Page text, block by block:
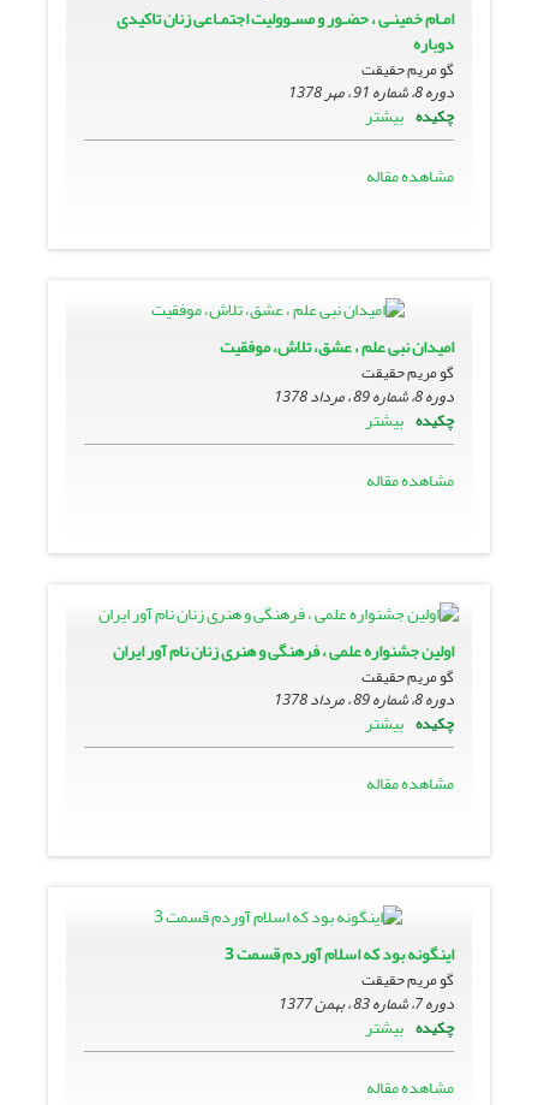
امـام خمینـى ، حضـور و مسـوولیت اجتمـاعى زنان تاکیدى
دوباره
گو مریم حقیقت
دوره 8، شماره 91 ، مهر 1378
چکیده بیشتر
مشاهده مقاله
امیدان نبى علم ، عشق، تلاش، موفقیت
گو مریم حقیقت
دوره 8، شماره 89 ، مرداد 1378
چکیده بیشتر
مشاهده مقاله
اولین جشنواره علمى ، فرهنگى و هنرى زنان نام آور ایران
گو مریم حقیقت
دوره 8، شماره 89 ، مرداد 1378
چکیده بیشتر
مشاهده مقاله
اینگونه بود که اسلام آوردم قسمت 3
گو مریم حقیقت
دوره 7، شماره 83 ، بهمن 1377
چکیده بیشتر
مشاهده مقاله